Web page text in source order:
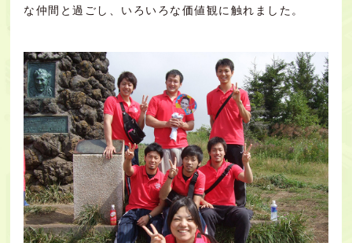
な仲間と過ごし、いろいろな価値観に触れました。